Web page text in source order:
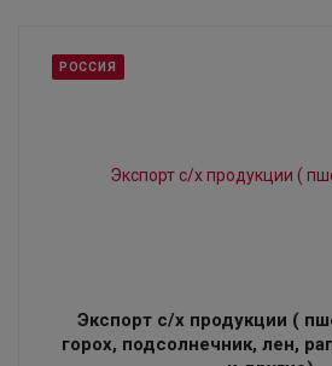
РОССИЯ
Экспорт с/х продукции (
горох, подсолнечник, лен,